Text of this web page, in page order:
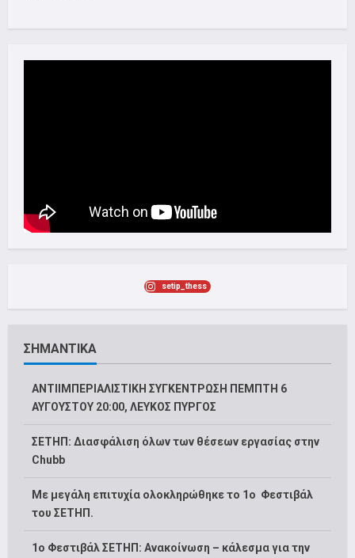
setip_thess
ΣΗΜΑΝΤΙΚΑ
ΑΝΤΙΙΜΠΕΡΙΑΛΙΣΤΙΚΗ ΣΥΓΚΕΝΤΡΩΣΗ ΠΕΜΠΤΗ 6
ΑΥΓΟΥΣΤΟΥ 20:00, ΛΕΥΚΟΣ ΠΥΡΓΟΣ
ΣΕΤΗΠ: Διασφάλιση όλων των θέσεων εργασίας στην
Chubb
Με μεγάλη επιτυχία ολοκληρώθηκε το 1ο Φεστιβάλ
του ΣΕΤΗΠ.
1o Φεστιβάλ ΣΕΤΗΠ: Ανακοίνωση – κάλεσμα για την